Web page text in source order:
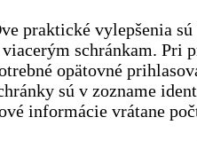
praktické vylepšenia
schránkam. Pri
opätovné
sú v zozname
informácie vrátane